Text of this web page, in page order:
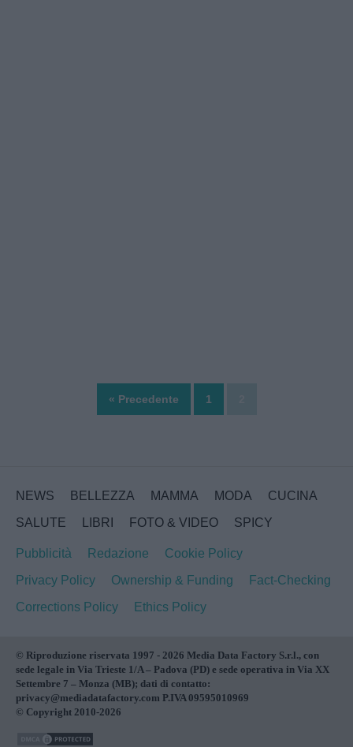
« Precedente 1
NEWS BELLEZZA MAMMA MODA
CUCINA
SALUTE
LIBRI FOTO & VIDEO SPICY
Pubblicità Redazione
Cookie Policy
Privacy Policy
Ownership & Funding
Fact-Checking
Corrections Policy
Ethics Policy
© Riproduzione riservata 1997 - 2026 Media Data Factory S.r.l., con
sede legale in Via Trieste 1/A – Padova (PD) e sede operativa in Via XX
Settembre 7 – Monza (MB); dati di contatto:
privacy@mediadatafactory.com P.IVA 09595010969
© Copyright 2010-2026